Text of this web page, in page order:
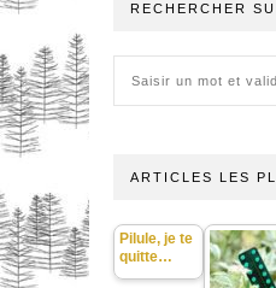
RECHERCHER
ARTICLES LES
Pilule, je te
quitte…